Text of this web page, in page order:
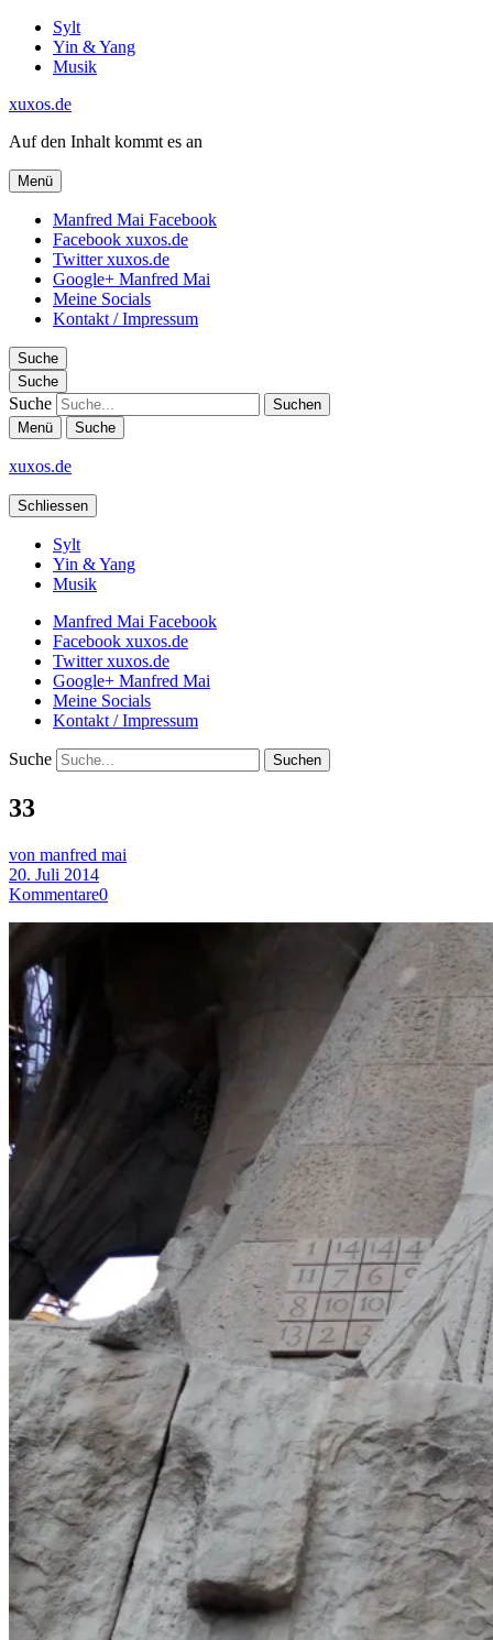
Sylt
Yin & Yang
Musik
xuxos.de
Auf den Inhalt kommt es an
Menü
Manfred Mai Facebook
Facebook xuxos.de
Twitter xuxos.de
Google+ Manfred Mai
Meine Socials
Kontakt / Impressum
Suche
Suche
Suche
Menü Suche
xuxos.de
Schliessen
Sylt
Yin & Yang
Musik
Manfred Mai Facebook
Facebook xuxos.de
Twitter xuxos.de
Google+ Manfred Mai
Meine Socials
Kontakt / Impressum
Suche
33
von manfred mai
20. Juli 2014
Kommentare0